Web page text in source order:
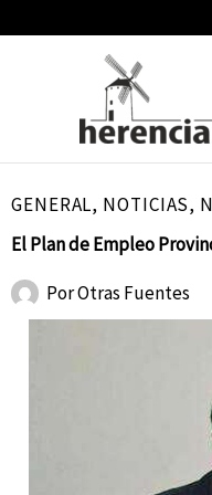
GENERAL, NOTICIAS,
El Plan de Empleo
PorOtras Fuentes